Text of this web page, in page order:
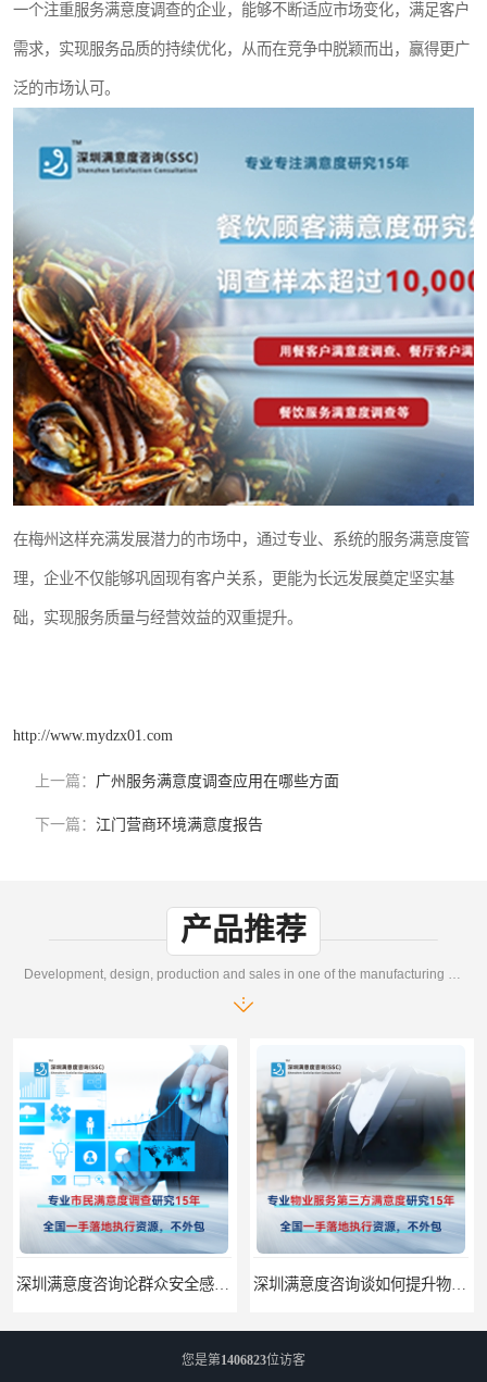
一个注重服务满意度调查的企业，能够不断适应市场变化，满足客户
需求，实现服务品质的持续优化，从而在竞争中脱颖而出，赢得更广
泛的市场认可。
在梅州这样充满发展潜力的市场中，通过专业、系统的服务满意度管
理，企业不仅能够巩固现有客户关系，更能为长远发展奠定坚实基
础，实现服务质量与经营效益的双重提升。
http://www.mydzx01.com
上一篇： 广州服务满意度调查应用在哪些方面
下一篇： 江门营商环境满意度报告
产品推荐
Development, design, production and sales in one of the manufacturing enterprises
您是第1406823位访客